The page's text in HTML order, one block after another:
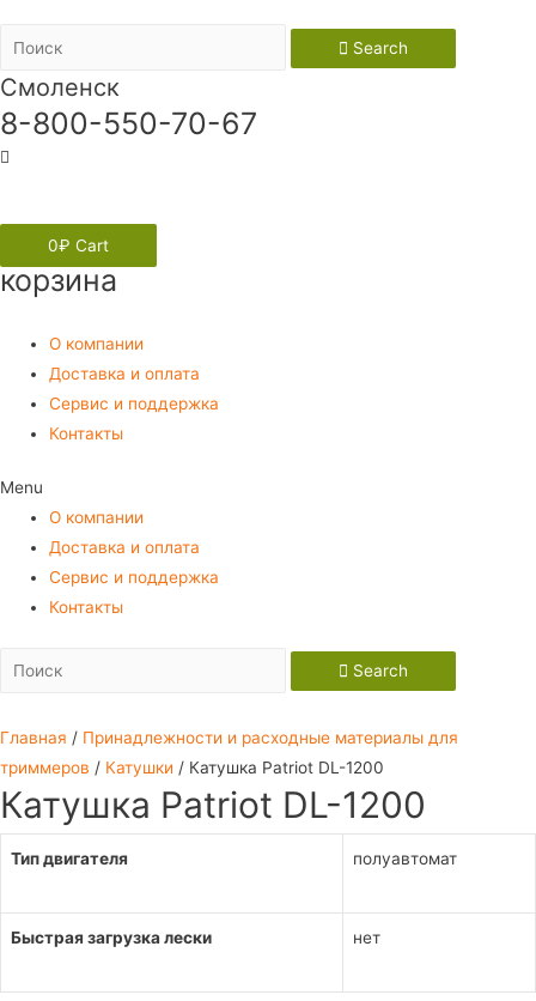
Search
Смоленск
8-800-550-70-67
0₽ Cart
корзина
О компании
Доставка и оплата
Сервис и поддержка
Контакты
Menu
О компании
Доставка и оплата
Сервис и поддержка
Контакты
Search
Главная / Принадлежности и расходные материалы для
триммеров / Катушки / Катушка Patriot DL-1200
Катушка Patriot DL-1200
Тип двигателя полуавтомат
Быстрая загрузка лески нет